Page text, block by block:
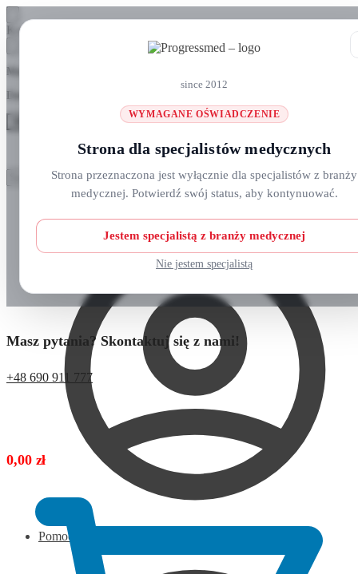
since 2012
WYMAGANE OŚWIADCZENIE
Strona dla specjalistów medycznych
Strona przeznaczona jest wyłącznie dla specjalistów z branży
medycznej. Potwierdź swój status, aby kontynuować.
Jestem specjalistą z branży medycznej
Nie jestem specjalistą
Skip
navigation
Skip
content
Koszyk
Masz pytania? Zadzwoń do nas: +48 690 911 777
Szukaj
Pomoc
Szukaj
O nas
Kursy i wydarzenia
Masz pytania? Skontaktuj się z nami!
+48 690 911 777
0,00 zł